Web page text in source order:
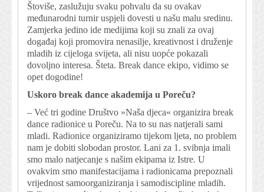
Štoviše, zaslužuju svaku pohvalu da su ovakav
međunarodni turnir uspjeli dovesti u našu malu sredinu.
Zamjerka jedino ide medijima koji su znali za ovaj
događaj koji promovira nenasilje, kreativnost i druženje
mladih iz cijeloga svijeta, ali nisu uopće pokazali
dovoljno interesa. Šteta. Break dance ekipo, vidimo se
opet dogodine!
Uskoro break dance akademija u Poreču?
– Već tri godine Društvo »Naša djeca« organizira break
dance radionice u Poreču. Na to su nas natjerali sami
mladi. Radionice organiziramo tijekom ljeta, no problem
nam je dobiti slobodan prostor. Lani za 1. svibnja imali
smo malo natjecanje s našim ekipama iz Istre. U
ovakvim smo manifestacijama i radionicama prepoznali
vrijednost samoorganiziranja i samodiscipline mladih.